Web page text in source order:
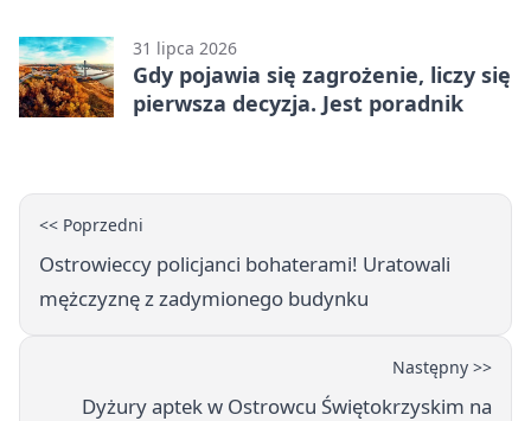
31 lipca 2026
Gdy pojawia się zagrożenie, liczy się
pierwsza decyzja. Jest poradnik
<< Poprzedni
Ostrowieccy policjanci bohaterami! Uratowali
mężczyznę z zadymionego budynku
Następny >>
Dyżury aptek w Ostrowcu Świętokrzyskim na